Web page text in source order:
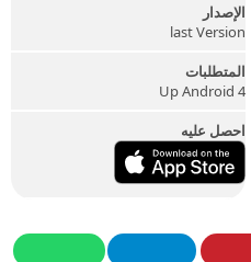
الإصدار
last Version
المتطلبات
Up Android 4
احصل عليه